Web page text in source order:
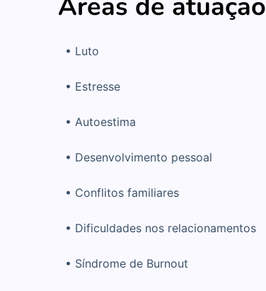
• Luto
• Estresse
• Autoestima
• Desenvolvimento pessoal
• Conflitos familiares
• Dificuldades nos relacionamentos
• Síndrome de Burnout